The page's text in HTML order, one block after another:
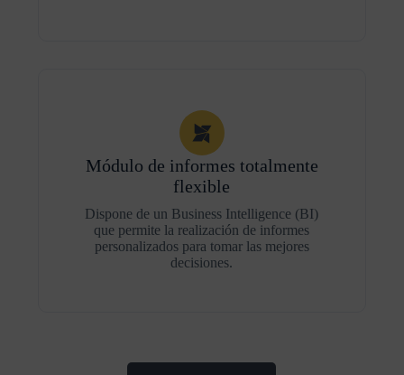
Módulo de informes totalmente
flexible
Dispone de un Business Intelligence (BI)
que permite la realización de informes
personalizados para tomar las mejores
decisiones.